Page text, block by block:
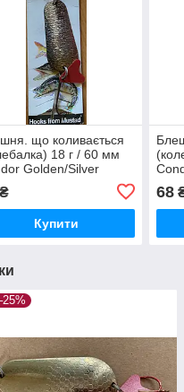
що коливається
18 г / 60 мм
Golden/Silver
Купити
68